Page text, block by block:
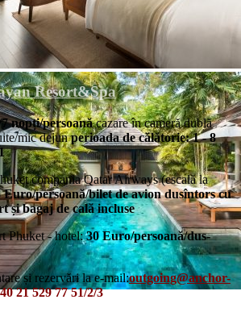
Resort&Spa
nopți/persoanăcazare în cameră dublă
mic dejunperioada de călătorie: 1 - 8
compania Qatar Airways (escală la
Euro/persoană/bilet de avion dusîntors cu
și bagaj de cală incluse
Phuket - hotel:30 Euro/persoană/dus-
și rezervări la e-mail:outgoing@anchor-
21 529 77 51/2/3